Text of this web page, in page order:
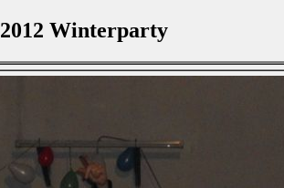
2012 Winterparty